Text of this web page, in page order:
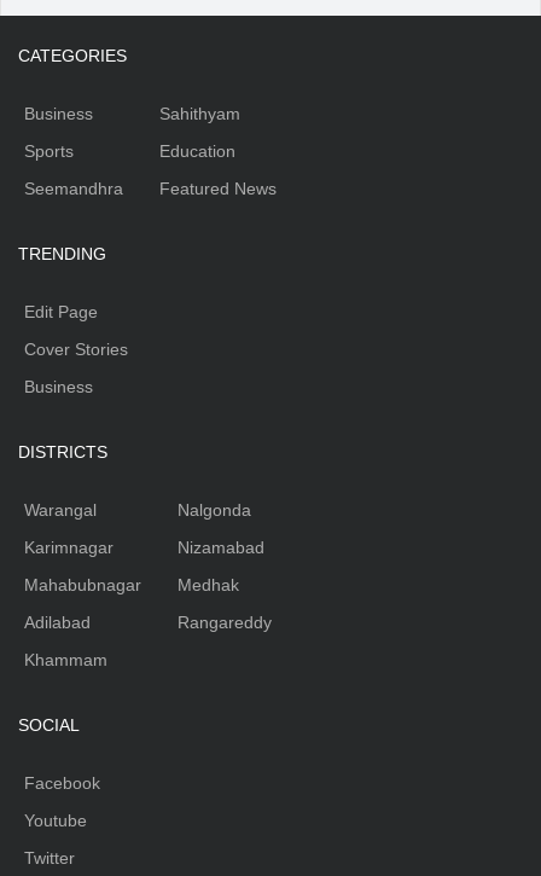
CATEGORIES
Business
Sports
Seemandhra
Sahithyam
Education
Featured News
TRENDING
Edit Page
Cover Stories
Business
DISTRICTS
Warangal
Karimnagar
Mahabubnagar
Adilabad
Khammam
Nalgonda
Nizamabad
Medhak
Rangareddy
SOCIAL
Facebook
Youtube
Twitter